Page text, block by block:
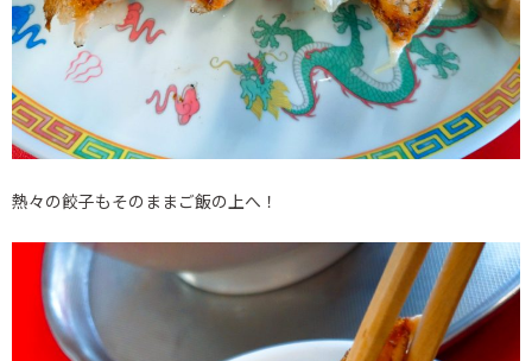
熱々の餃子もそのままご飯の上へ！